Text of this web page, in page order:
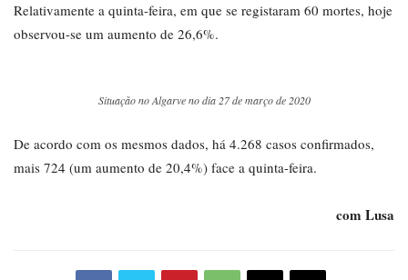
Relativamente a quinta-feira, em que se registaram 60 mortes, hoje
observou-se um aumento de 26,6%.
Situação no Algarve no dia 27 de março de 2020
De acordo com os mesmos dados, há 4.268 casos confirmados,
mais 724 (um aumento de 20,4%) face a quinta-feira.
com Lusa